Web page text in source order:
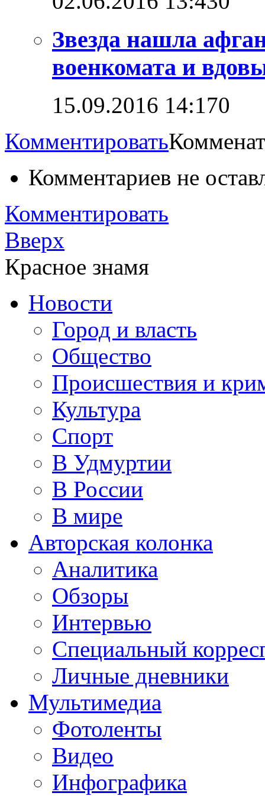
Звезда нашла
военкомата и
15.09.2016 14:170
Комментировать
Комментариев не
Комментировать
Вверх
Красное знамя
Новости
Город и власть
Общество
Происшествия и
Культура
Спорт
В Удмуртии
В России
В мире
Авторская колонка
Аналитика
Обзоры
Интервью
Специальный
Личные дневники
Мультимедиа
Фотоленты
Видео
Инфографика